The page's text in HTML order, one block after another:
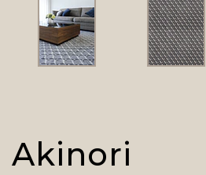
Akinori